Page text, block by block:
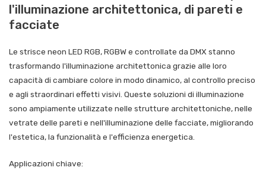
l'illuminazione architettonica, di pareti e
facciate
Le strisce neon LED RGB, RGBW e controllate da DMX stanno
trasformando l'illuminazione architettonica grazie alle loro
capacità di cambiare colore in modo dinamico, al controllo preciso
e agli straordinari effetti visivi. Queste soluzioni di illuminazione
sono ampiamente utilizzate nelle strutture architettoniche, nelle
vetrate delle pareti e nell'illuminazione delle facciate, migliorando
l'estetica, la funzionalità e l'efficienza energetica.
Applicazioni chiave: